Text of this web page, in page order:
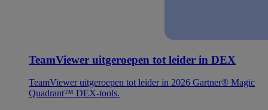
TeamViewer uitgeroepen tot leider in DEX
TeamViewer uitgeroepen tot leider in 2026 Gartner® Magic
Quadrant™ DEX-tools.